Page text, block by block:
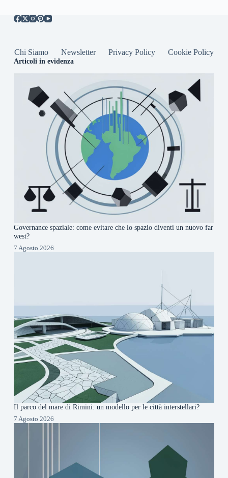
Chi Siamo Newsletter Privacy Policy Cookie Policy
Articoli in evidenza
Governance spaziale: come evitare che lo spazio diventi un nuovo far
west?
7 Agosto 2026
Il parco del mare di Rimini: un modello per le città interstellari?
7 Agosto 2026